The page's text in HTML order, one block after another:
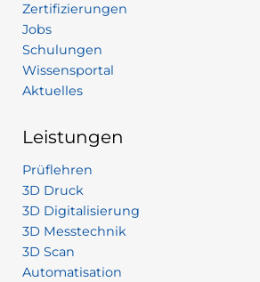
Zertifizierungen
Jobs
Schulungen
Wissensportal
Aktuelles
Leistungen
Prüflehren
3D Druck
3D Digitalisierung
3D Messtechnik
3D Scan
Automatisation